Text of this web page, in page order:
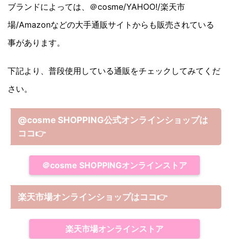
ブランドによっては、＠cosme/YAHOO!/楽天市
場/Amazonなどの大手通販サイトからも販売されている
事があります。
下記より、普段使用している通販をチェックしてみてくだ
さい。
@cosme SHOPPING公式オンラインショップは
ココ👉
＠cosme SHOPPINGオンラインストア
楽天市場オンラインショップはココ👉
楽天市場オンラインストア